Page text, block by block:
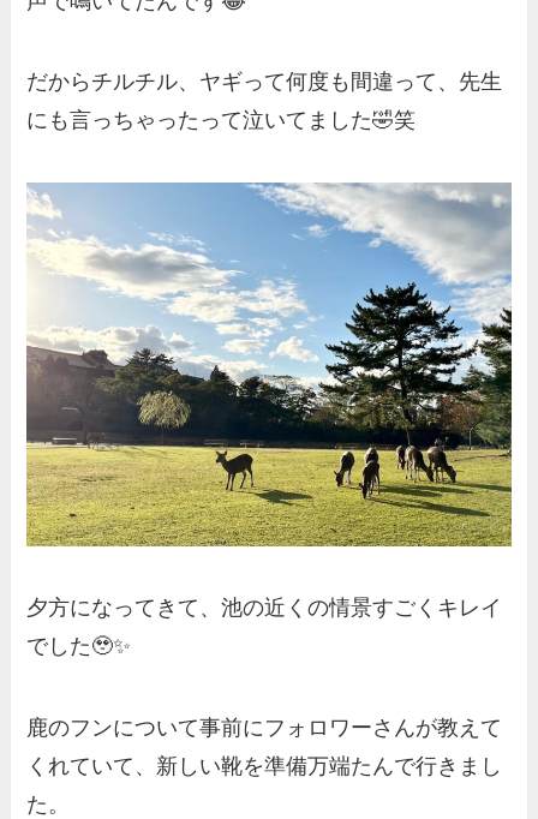
だからチルチル、ヤギって何度も間違って、先生
にも言っちゃったって泣いてました🤣笑
夕方になってきて、池の近くの情景すごくキレイ
でした🥹✨
鹿のフンについて事前にフォロワーさんが教えて
くれていて、新しい靴を準備万端たんで行きまし
た。